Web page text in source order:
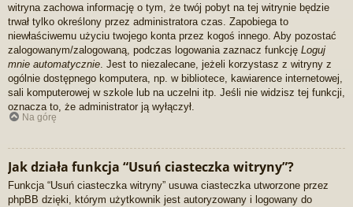
witryna zachowa informację o tym, że twój pobyt na tej witrynie będzie
trwał tylko określony przez administratora czas. Zapobiega to
niewłaściwemu użyciu twojego konta przez kogoś innego. Aby pozostać
zalogowanym/zalogowaną, podczas logowania zaznacz funkcję Loguj
mnie automatycznie . Jest to niezalecane, jeżeli korzystasz z witryny z
ogólnie dostępnego komputera, np. w bibliotece, kawiarence internetowej,
sali komputerowej w szkole lub na uczelni itp. Jeśli nie widzisz tej funkcji,
oznacza to, że administrator ją wyłączył.
Na górę
Jak działa funkcja “Usuń ciasteczka witryny”?
Funkcja “Usuń ciasteczka witryny” usuwa ciasteczka utworzone przez
phpBB dzięki, którym użytkownik jest autoryzowany i logowany do